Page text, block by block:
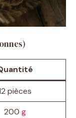
pièces
200 g